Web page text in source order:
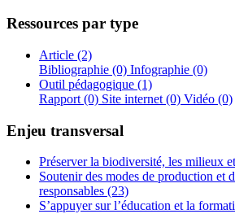
Ressources par type
Article (2)
Bibliographie (0) Infographie (0)
Outil pédagogique (1)
Rapport (0) Site internet (0) Vidéo (0)
Enjeu transversal
Préserver la biodiversité, les milieux
Soutenir des modes de production et
responsables (23)
S’appuyer sur l’éducation et la